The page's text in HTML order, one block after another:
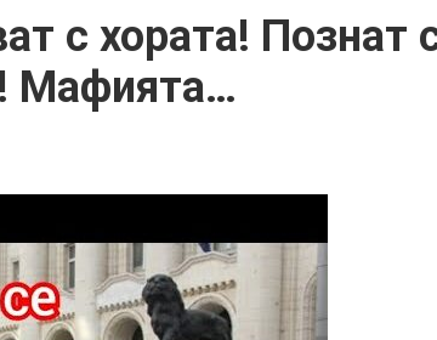
с хората! Познат
Мафията…